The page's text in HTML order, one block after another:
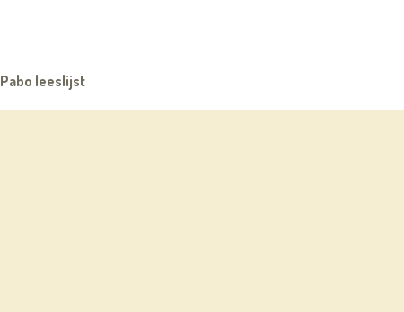
Pabo leeslijst